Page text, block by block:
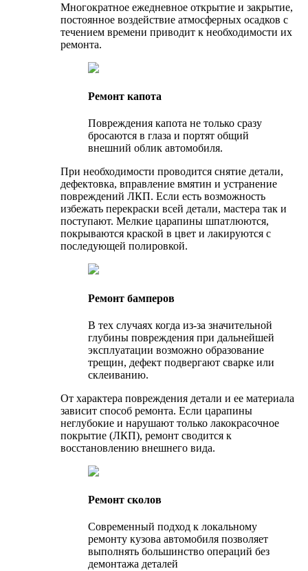
Многократное ежедневное открытие и закрытие,
постоянное воздействие атмосферных осадков с
течением времени приводит к необходимости их
ремонта.
Ремонт капота
Повреждения капота не только сразу
бросаются в глаза и портят общий
внешний облик автомобиля.
При необходимости проводится снятие детали,
дефектовка, вправление вмятин и устранение
повреждений ЛКП. Если есть возможность
избежать перекраски всей детали, мастера так и
поступают. Мелкие царапины шпатлюются,
покрываются краской в цвет и лакируются с
последующей полировкой.
Ремонт бамперов
В тех случаях когда из-за значительной
глубины повреждения при дальнейшей
эксплуатации возможно образование
трещин, дефект подвергают сварке или
склеиванию.
От характера повреждения детали и ее материала
зависит способ ремонта. Если царапины
неглубокие и нарушают только лакокрасочное
покрытие (ЛКП), ремонт сводится к
восстановлению внешнего вида.
Ремонт сколов
Современный подход к локальному
ремонту кузова автомобиля позволяет
выполнять большинство операций без
демонтажа деталей